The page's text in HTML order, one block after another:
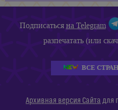
Подписатьсяна Telegram
разпечатать (или
ВСЕ
Архивная версия Сайта для